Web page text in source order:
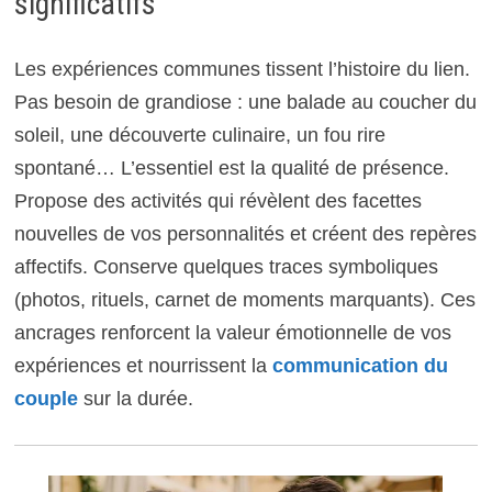
Les expériences communes tissent l’histoire du lien.
Pas besoin de grandiose : une balade au coucher du
soleil, une découverte culinaire, un fou rire
spontané… L’essentiel est la qualité de présence.
Propose des activités qui révèlent des facettes
nouvelles de vos personnalités et créent des repères
affectifs. Conserve quelques traces symboliques
(photos, rituels, carnet de moments marquants). Ces
ancrages renforcent la valeur émotionnelle de vos
expériences et nourrissent la communication du
couplesur la durée.